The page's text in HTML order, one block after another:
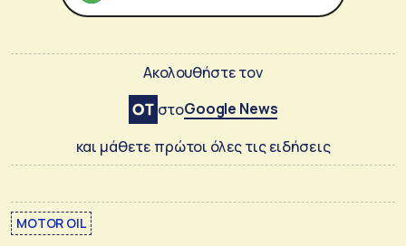
Ακολουθήστε τον
στοGoogle News
και μάθετε πρώτοι όλες τις ειδήσεις
MOTOR OIL